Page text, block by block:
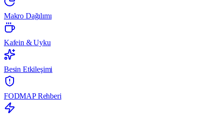
Makro Dağılımı
Kafein & Uyku
Besin Etkileşimi
FODMAP Rehberi